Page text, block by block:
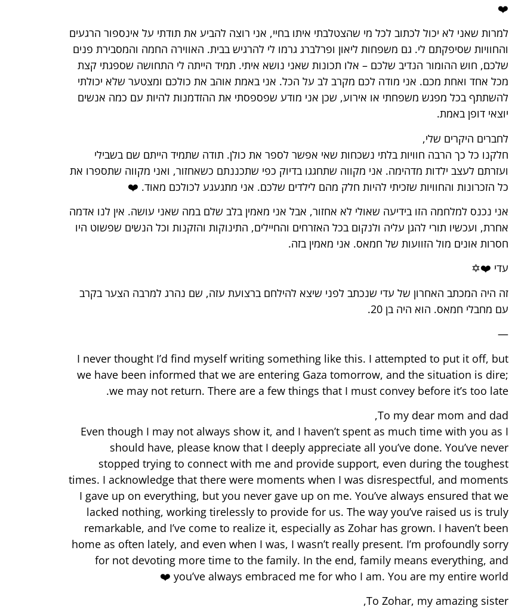
❤️
למרות שאני לא יכול לכתוב לכל מי שהצטלבתי איתו בחיי, אני רוצה להביע את תודתי על אינספור הרגעים
והחוויות שסיפקתם לי. גם משפחות ליאון ופרלברג גרמו לי להרגיש בבית. האווירה החמה והמסבירת פנים
שלכם, חוש ההומור הנדיב שלכם – אלו תכונות שאני נושא איתי. תמיד הייתה לי התחושה שספגתי קצת
מכל אחד ואחת מכם. אני מודה לכם מקרב לב על הכל. אני באמת אוהב את כולכם ומצטער שלא יכולתי
להשתתף בכל מפגש משפחתי או אירוע, שכן אני מודע שפספסתי את ההזדמנות להיות עם כמה אנשים
יוצאי דופן באמת.
לחברים היקרים שלי,
חלקנו כל כך הרבה חוויות בלתי נשכחות שאי אפשר לספר את כולן. תודה שתמיד הייתם שם בשבילי
ועזרתם לעצב ילדות מדהימה. אני מקווה שתחגגו בדיוק כפי שתכננתם כשאחזור, ואני מקווה שתספרו את
כל הזכרונות והחוויות שזכיתי להיות חלק מהם לילדים שלכם. אני מתגעגע לכולכם מאוד. ❤️
אני נכנס למלחמה הזו בידיעה שאולי לא אחזור, אבל אני מאמין בלב שלם במה שאני עושה. אין לנו אדמה
אחרת, ועכשיו תורי להגן עליה ולנקום בכל האזרחים והחיילים, התינוקות והזקנות וכל הנשים שפשוט היו
חסרות אונים מול הזוועות של חמאס. אני מאמין בזה.
עדי ❤️✡️
זה היה המכתב האחרון של עדי שנכתב לפני שיצא להילחם ברצועת עזה, שם נהרג למרבה הצער בקרב
עם מחבלי חמאס. הוא היה בן 20.
—
I never thought I’d find myself writing something like this. I attempted to put it off, but
we have been informed that we are entering Gaza tomorrow, and the situation is dire;
we may not return. There are a few things that I must convey before it’s too late.
To my dear mom and dad,
Even though I may not always show it, and I haven’t spent as much time with you as I
should have, please know that I deeply appreciate all you’ve done. You’ve never
stopped trying to connect with me and provide support, even during the toughest
times. I acknowledge that there were moments when I was disrespectful, and moments
I gave up on everything, but you never gave up on me. You’ve always ensured that we
lacked nothing, working tirelessly to provide for us. The way you’ve raised us is truly
remarkable, and I’ve come to realize it, especially as Zohar has grown. I haven’t been
home as often lately, and even when I was, I wasn’t really present. I’m profoundly sorry
for not devoting more time to the family. In the end, family means everything, and
you’ve always embraced me for who I am. You are my entire world ❤️
To Zohar, my amazing sister,